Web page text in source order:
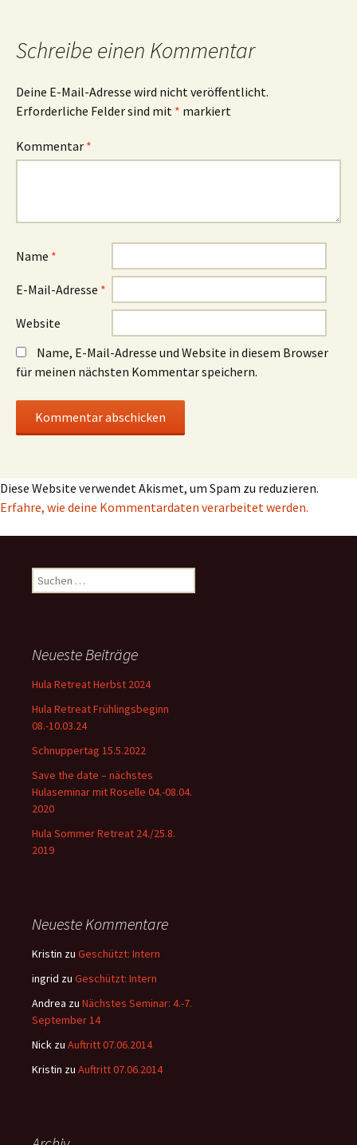
Schreibe einen Kommentar
Deine E-Mail-Adresse wird nicht veröffentlicht.
Erforderliche Felder sind mit * markiert
Kommentar *
Name *
E-Mail-Adresse *
Website
Name, E-Mail-Adresse und Website in diesem Browser
für meinen nächsten Kommentar speichern.
Diese Website verwendet Akismet, um Spam zu reduzieren.
Erfahre, wie deine Kommentardaten verarbeitet werden.
Suchen
nach:
Neueste Beiträge
Hula Retreat Herbst 2024
Hula Retreat Frühlingsbeginn
08.-10.03.24
Schnuppertag 15.5.2022
Save the date – nächstes
Hulaseminar mit Roselle 04.-08.04.
2020
Hula Sommer Retreat 24./25.8.
2019
Neueste Kommentare
Kristin zu Geschützt: Intern
ingrid zu Geschützt: Intern
Andrea zu Nächstes Seminar: 4.-7.
September 14
Nick zu Auftritt 07.06.2014
Kristin zu Auftritt 07.06.2014